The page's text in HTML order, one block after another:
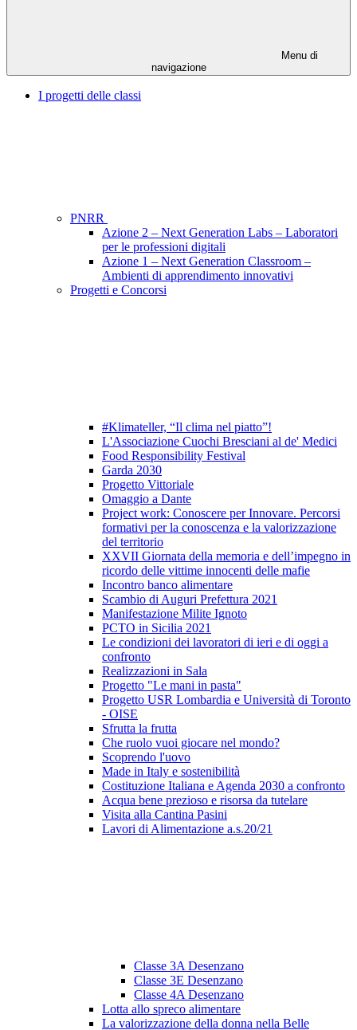
Menu di
navigazione
I progetti delle classi
PNRR
Azione 2 – Next Generation Labs – Laboratori
per le professioni digitali
Azione 1 – Next Generation Classroom –
Ambienti di apprendimento innovativi
Progetti e Concorsi
#Klimateller, “Il clima nel piatto”!
L'Associazione Cuochi Bresciani al de' Medici
Food Responsibility Festival
Garda 2030
Progetto Vittoriale
Omaggio a Dante
Project work: Conoscere per Innovare. Percorsi
formativi per la conoscenza e la valorizzazione
del territorio
XXVII Giornata della memoria e dell’impegno in
ricordo delle vittime innocenti delle mafie
Incontro banco alimentare
Scambio di Auguri Prefettura 2021
Manifestazione Milite Ignoto
PCTO in Sicilia 2021
Le condizioni dei lavoratori di ieri e di oggi a
confronto
Realizzazioni in Sala
Progetto "Le mani in pasta"
Progetto USR Lombardia e Università di Toronto
- OISE
Sfrutta la frutta
Che ruolo vuoi giocare nel mondo?
Scoprendo l'uovo
Made in Italy e sostenibilità
Costituzione Italiana e Agenda 2030 a confronto
Acqua bene prezioso e risorsa da tutelare
Visita alla Cantina Pasini
Lavori di Alimentazione a.s.20/21
Classe 3A Desenzano
Classe 3E Desenzano
Classe 4A Desenzano
Lotta allo spreco alimentare
La valorizzazione della donna nella Belle